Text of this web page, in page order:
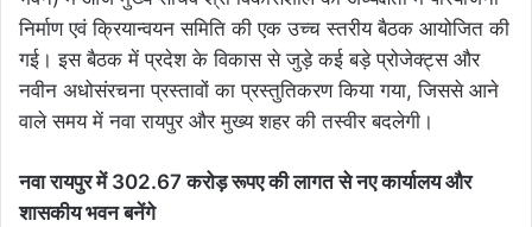
निर्माण एवं क्रियान्वयन समिति की एक उच्च स्तरीय बैठक आयोजित की
गई। इस बैठक में प्रदेश के विकास से जुड़े कई बड़े प्रोजेक्ट्स और
नवीन अधोसंरचना प्रस्तावों का प्रस्तुतिकरण किया गया, जिससे आने
वाले समय में नवा रायपुर और मुख्य शहर की तस्वीर बदलेगी।
नवा रायपुर में 302.67 करोड़ रूपए की लागत से नए कार्यालय और
शासकीय भवन बनेंगे